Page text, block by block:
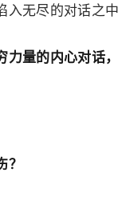
入无尽的对话之
力量的内心对话